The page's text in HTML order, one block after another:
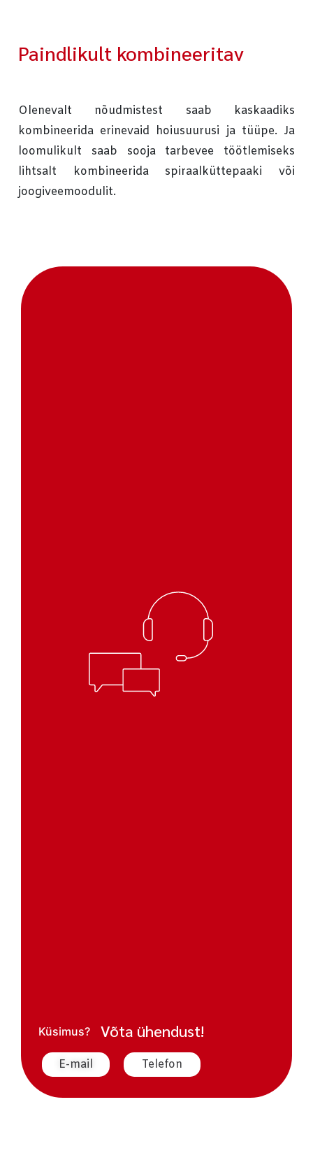
Paindlikult kombineeritav
Olenevalt nõudmistest saab kaskaadiks
kombineerida erinevaid hoiusuurusi ja tüüpe. Ja
loomulikult saab sooja tarbevee töötlemiseks
lihtsalt kombineerida spiraalküttepaaki või
joogiveemoodulit.
Küsimus? Võta ühendust!
E-mail Telefon